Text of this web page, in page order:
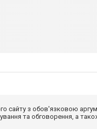
сайту з обов'язковою
та обговорення, а